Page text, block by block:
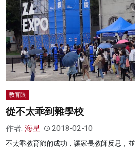
教育眼
從不太乖到雜學校
作者: 海星 2018-02-10
不太乖教育節的成功，讓家長教師反思，